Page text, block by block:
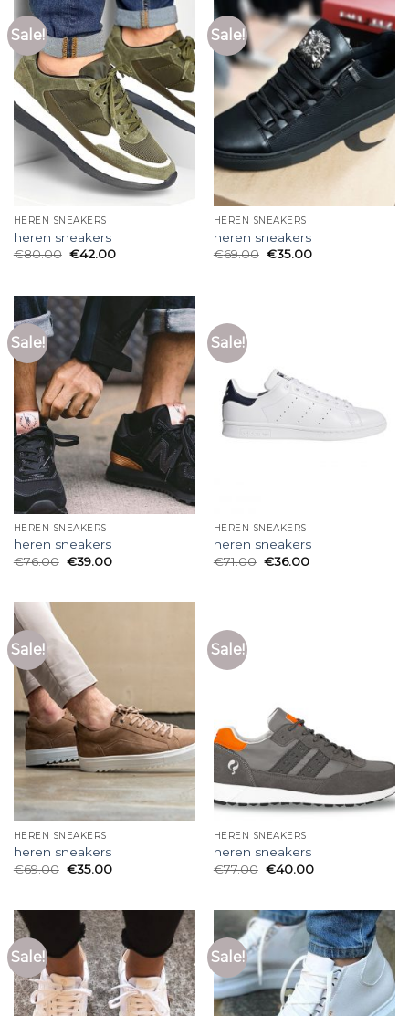
Sale!
HEREN SNEAKERS
heren sneakers
€80.00 €42.00
Sale!
HEREN SNEAKERS
heren sneakers
€69.00 €35.00
Sale!
HEREN SNEAKERS
heren sneakers
€76.00 €39.00
Sale!
HEREN SNEAKERS
heren sneakers
€71.00 €36.00
Sale!
HEREN SNEAKERS
heren sneakers
€69.00 €35.00
Sale!
HEREN SNEAKERS
heren sneakers
€77.00 €40.00
Sale! Sale!